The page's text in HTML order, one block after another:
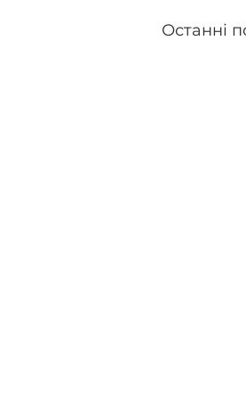
Останні